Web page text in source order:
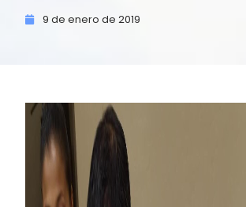
9 de enero de 2019